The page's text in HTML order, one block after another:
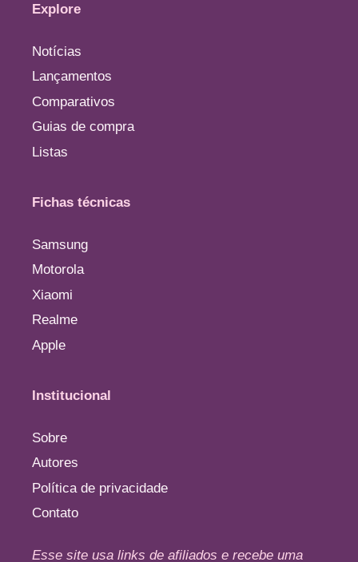
Explore
Notícias
Lançamentos
Comparativos
Guias de compra
Listas
Fichas técnicas
Samsung
Motorola
Xiaomi
Realme
Apple
Institucional
Sobre
Autores
Política de privacidade
Contato
Esse site usa links de afiliados e recebe uma